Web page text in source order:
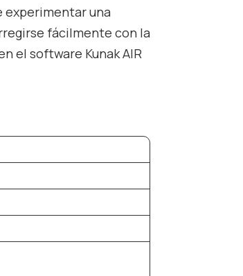
experimentar una
fácilmente con la
el software Kunak AIR